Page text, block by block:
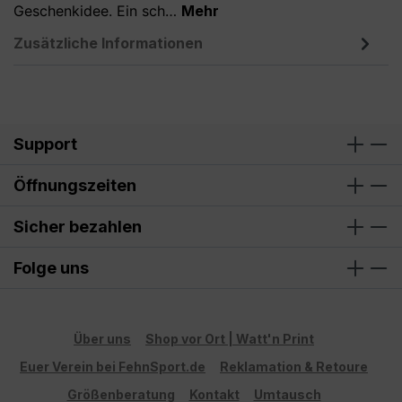
Geschenkidee. Ein sch… Mehr
Zusätzliche Informationen
Support
Öffnungszeiten
Sicher bezahlen
Folge uns
Über uns
Shop vor Ort | Watt'n Print
Euer Verein bei FehnSport.de
Reklamation & Retoure
Größenberatung
Kontakt Umtausch